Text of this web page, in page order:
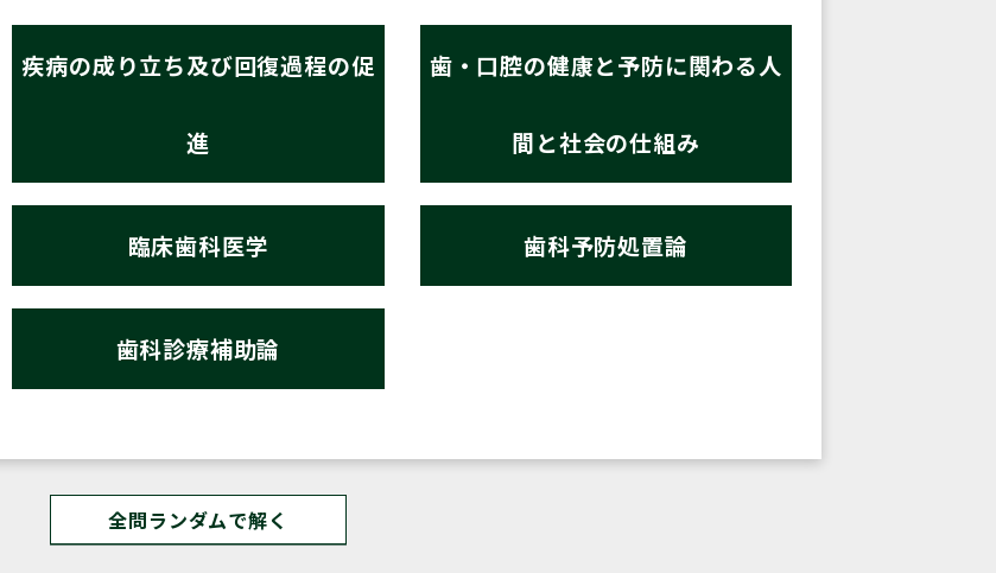
疾病の成り立ち及び回復過程の促
進
歯・口腔の健康と予防に関わる人
間と社会の仕組み
臨床歯科医学 歯科予防処置論
歯科診療補助論
全問ランダムで解く